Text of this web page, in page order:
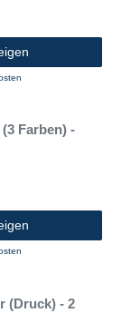
Farben) -
(Druck) - 2